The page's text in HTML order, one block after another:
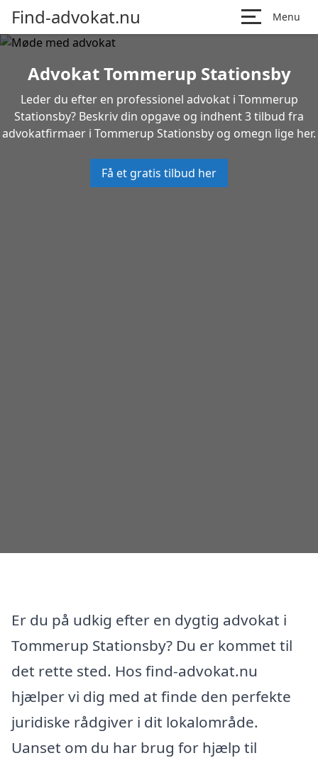
Find-advokat.nu Menu
Advokat Tommerup Stationsby
Leder du efter en professionel advokat i Tommerup
Stationsby? Beskriv din opgave og indhent 3 tilbud fra
advokatfirmaer i Tommerup Stationsby og omegn lige her.
Få et gratis tilbud her
Er du på udkig efter en dygtig advokat i
Tommerup Stationsby? Du er kommet til
det rette sted. Hos find-advokat.nu
hjælper vi dig med at finde den perfekte
juridiske rådgiver i dit lokalområde.
Uanset om du har brug for hjælp til